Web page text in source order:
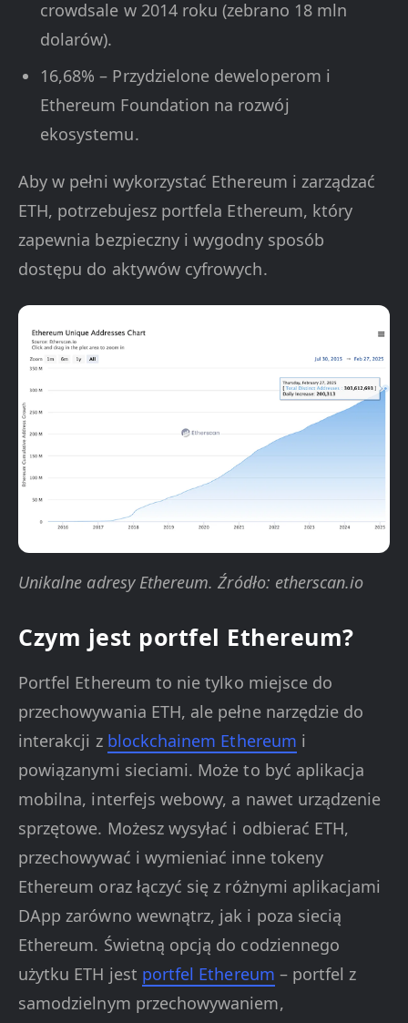
crowdsale w 2014 roku (zebrano 18 mln
dolarów).
16,68% – Przydzielone deweloperom i
Ethereum Foundation na rozwój
ekosystemu.
Aby w pełni wykorzystać Ethereum i zarządzać
ETH, potrzebujesz portfela Ethereum, który
zapewnia bezpieczny i wygodny sposób
dostępu do aktywów cyfrowych.
Unikalne adresy Ethereum. Źródło: etherscan.io
Czym jest portfel Ethereum?
Portfel Ethereum to nie tylko miejsce do
przechowywania ETH, ale pełne narzędzie do
interakcji z blockchainem Ethereum i
powiązanymi sieciami. Może to być aplikacja
mobilna, interfejs webowy, a nawet urządzenie
sprzętowe. Możesz wysyłać i odbierać ETH,
przechowywać i wymieniać inne tokeny
Ethereum oraz łączyć się z różnymi aplikacjami
DApp zarówno wewnątrz, jak i poza siecią
Ethereum. Świetną opcją do codziennego
użytku ETH jest portfel Ethereum – portfel z
samodzielnym przechowywaniem,